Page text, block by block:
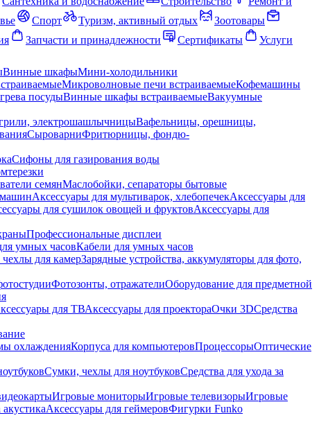
Спорт Туризм, активный отдых
Зоотовары
Запчасти и принадлежности Сертификаты
Услуги
Винные шкафыМини-холодильники
Микроволновые печи встраиваемыеКофемашины
посудыВинные шкафы встраиваемыеВакуумные
электрошашлычницыВафельницы, орешницы,
СыроварниФритюрницы, фондю-
Сифоны для газирования воды
семянМаслобойки, сепараторы бытовые
Аксессуары для мультиварок, хлебопечекАксессуары для
для сушилок овощей и фруктовАксессуары для
Профессиональные дисплеи
умных часовКабели для умных часов
для камерЗарядные устройства, аккумуляторы для фото,
Фотозонты, отражателиОборудование для предметной
для ТВАксессуары для проектораОчки 3DСредства
охлажденияКорпуса для компьютеровПроцессорыОптические
Сумки, чехлы для ноутбуковСредства для ухода за
Игровые мониторыИгровые телевизорыИгровые
Аксессуары для геймеровФигурки Funko